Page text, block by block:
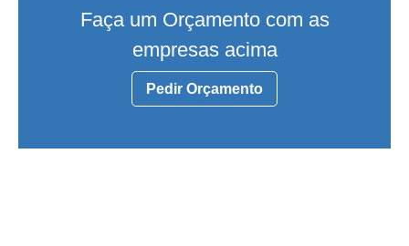
Faça um Orçamento com as
empresas acima
Pedir Orçamento